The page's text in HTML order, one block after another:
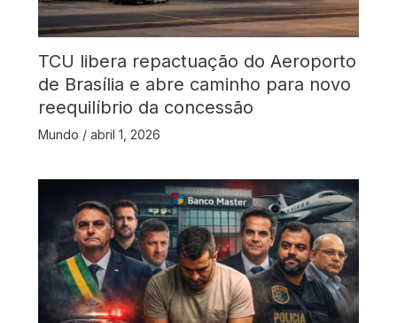
TCU libera repactuação do Aeroporto
de Brasília e abre caminho para novo
reequilíbrio da concessão
Mundo / abril 1, 2026